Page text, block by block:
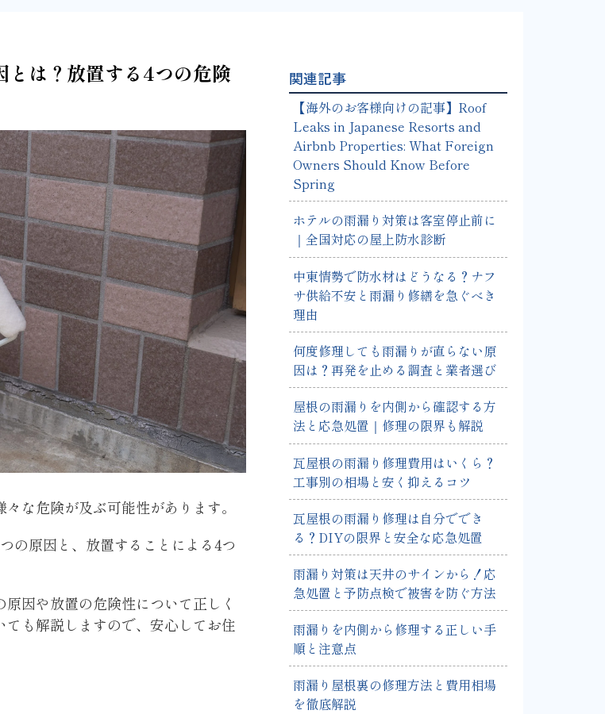
は？放置する4つの危険
な危険が及ぶ可能性があります。
の原因と、放置することによる4つ
因や放置の危険性について正しく
も解説しますので、安心してお住
関連記事
【海外のお客様向けの記事】Roof
Leaks in Japanese Resorts and
Airbnb Properties: What Foreign
Owners Should Know Before
Spring
ホテルの雨漏り対策は客室停止前に
｜全国対応の屋上防水診断
中東情勢で防水材はどうなる？ナフ
サ供給不安と雨漏り修繕を急ぐべき
理由
何度修理しても雨漏りが直らない原
因は？再発を止める調査と業者選び
屋根の雨漏りを内側から確認する方
法と応急処置｜修理の限界も解説
瓦屋根の雨漏り修理費用はいくら？
工事別の相場と安く抑えるコツ
瓦屋根の雨漏り修理は自分ででき
る？DIYの限界と安全な応急処置
雨漏り対策は天井のサインから！応
急処置と予防点検で被害を防ぐ方法
雨漏りを内側から修理する正しい手
順と注意点
雨漏り屋根裏の修理方法と費用相場
を徹底解説